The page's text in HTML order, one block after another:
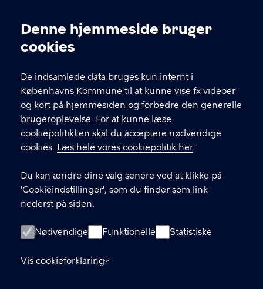
Cookieindstillinger
Denne hjemmeside bruger
cookies
De indsamlede data bruges kun internt i
Københavns Kommune til at kunne vise fx videoer
og kort på hjemmesiden og forbedre den generelle
brugeroplevelse. For at kunne læse
cookiepolitikken skal du acceptere nødvendige
cookies. Læs hele vores cookiepolitik her
Du kan ændre dine valg senere ved at klikke på
'Cookieindstillinger', som du finder som link
nederst på siden.
Nødvendige Funktionelle Statistiske
Vis cookieforklaring
Kontakt Københavns Kommune
T
fFind andre kontakter her
CVR-nummer64942212
GENVEJE
Digital Post
Databeskyttelse
Tilgængelighedserklæring
Om hjemmesiden